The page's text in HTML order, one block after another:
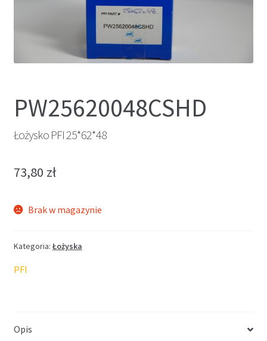
PW25620048CSHD
Łożysko PFI 25*62*48
73,80 zł
Brak w magazynie
Kategoria: Łożyska
PFI
Opis